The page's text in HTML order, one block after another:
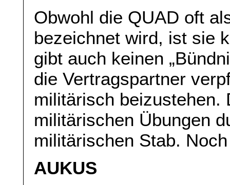
Obwohl die QUAD oft
bezeichnet wird, ist sie
gibt auch keinen
die Vertragspartner
militärisch beizustehen.
militärischen Übungen
militärischen Stab.
AUKUS